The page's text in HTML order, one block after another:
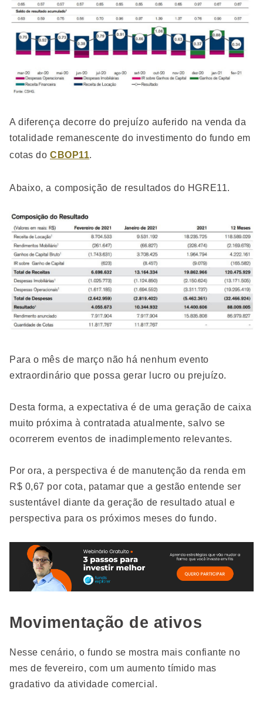
A diferença decorre do prejuízo auferido na venda da
totalidade remanescente do investimento do fundo em
cotas do CBOP11.
Abaixo, a composição de resultados do HGRE11.
Para o mês de março não há nenhum evento
extraordinário que possa gerar lucro ou prejuízo.
Desta forma, a expectativa é de uma geração de caixa
muito próxima à contratada atualmente, salvo se
ocorrerem eventos de inadimplemento relevantes.
Por ora, a perspectiva é de manutenção da renda em
R$ 0,67 por cota, patamar que a gestão entende ser
sustentável diante da geração de resultado atual e
perspectiva para os próximos meses do fundo.
Movimentação de ativos
Nesse cenário, o fundo se mostra mais confiante no
mes de fevereiro, com um aumento tímido mas
gradativo da atividade comercial.